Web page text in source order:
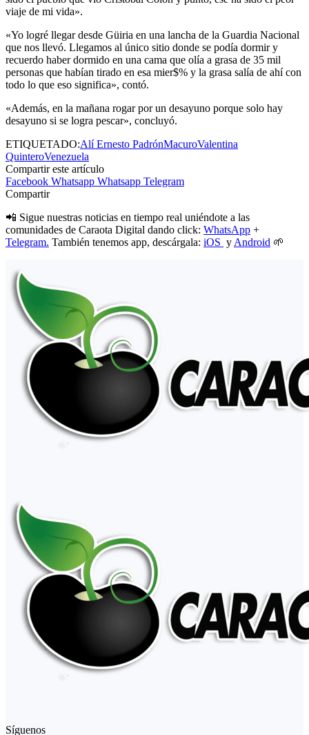
viaje de mi vida».
«Yo logré llegar desde Güiria en una lancha de la Guardia Nacional
que nos llevó. Llegamos al único sitio donde se podía dormir y
recuerdo haber dormido en una cama que olía a grasa de 35 mil
personas que habían tirado en esa mier$% y la grasa salía de ahí con
todo lo que eso significa», contó.
«Además, en la mañana rogar por un desayuno porque solo hay
desayuno si se logra pescar», concluyó.
ETIQUETADO:Alí Ernesto PadrónMacuroValentina
QuinteroVenezuela
Compartir este artículo
Facebook Whatsapp Whatsapp Telegram
Compartir
📲 Sigue nuestras noticias en tiempo real uniéndote a las
comunidades de Caraota Digital dando click: WhatsApp +
Telegram. También tenemos app, descárgala: iOS y Android 🌱
Síguenos